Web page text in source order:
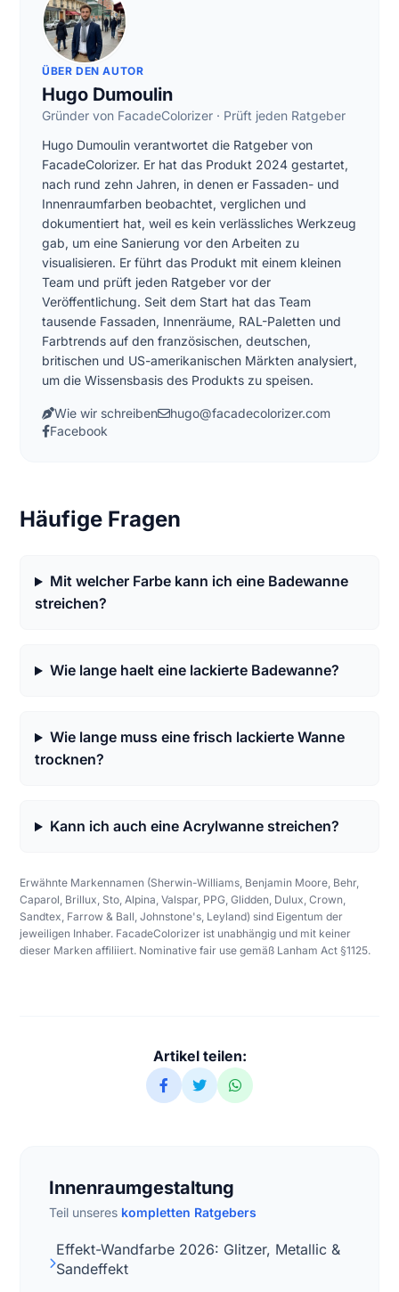
ÜBER DEN AUTOR
Hugo Dumoulin
Gründer von FacadeColorizer · Prüft jeden Ratgeber
Hugo Dumoulin verantwortet die Ratgeber von
FacadeColorizer. Er hat das Produkt 2024 gestartet,
nach rund zehn Jahren, in denen er Fassaden- und
Innenraumfarben beobachtet, verglichen und
dokumentiert hat, weil es kein verlässliches Werkzeug
gab, um eine Sanierung vor den Arbeiten zu
visualisieren. Er führt das Produkt mit einem kleinen
Team und prüft jeden Ratgeber vor der
Veröffentlichung. Seit dem Start hat das Team
tausende Fassaden, Innenräume, RAL-Paletten und
Farbtrends auf den französischen, deutschen,
britischen und US-amerikanischen Märkten analysiert,
um die Wissensbasis des Produkts zu speisen.
Wie wir schreiben
hugo@facadecolorizer.com
Facebook
Häufige Fragen
Mit welcher Farbe kann ich eine Badewanne
streichen?
Wie lange haelt eine lackierte Badewanne?
Wie lange muss eine frisch lackierte Wanne
trocknen?
Kann ich auch eine Acrylwanne streichen?
Erwähnte Markennamen (Sherwin-Williams, Benjamin Moore, Behr,
Caparol, Brillux, Sto, Alpina, Valspar, PPG, Glidden, Dulux, Crown,
Sandtex, Farrow & Ball, Johnstone's, Leyland) sind Eigentum der
jeweiligen Inhaber. FacadeColorizer ist unabhängig und mit keiner
dieser Marken affiliiert. Nominative fair use gemäß Lanham Act §1125.
Artikel teilen:
Innenraumgestaltung
Teil unseres kompletten Ratgebers
Effekt-Wandfarbe 2026: Glitzer, Metallic &
Sandeffekt